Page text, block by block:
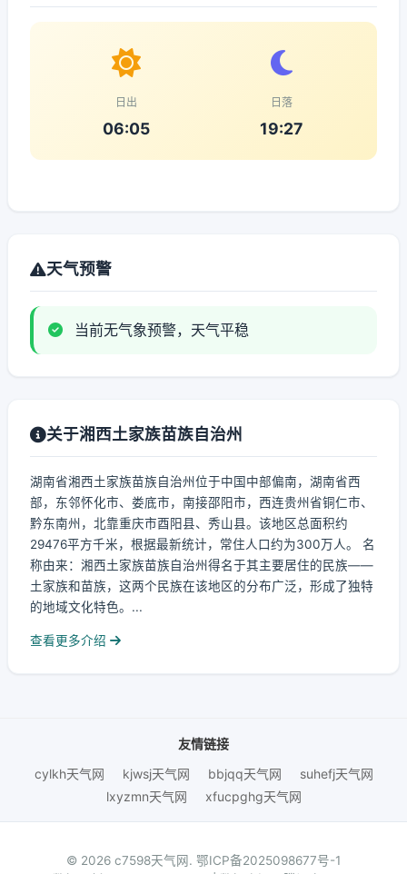
日出
06:05
日落
19:27
天气预警
当前无气象预警，天气平稳
关于湘西土家族苗族自治州
湖南省湘西土家族苗族自治州位于中国中部偏南，湖南省西
部，东邻怀化市、娄底市，南接邵阳市，西连贵州省铜仁市、
黔东南州，北靠重庆市酉阳县、秀山县。该地区总面积约
29476平方千米，根据最新统计，常住人口约为300万人。 名
称由来：湘西土家族苗族自治州得名于其主要居住的民族——
土家族和苗族，这两个民族在该地区的分布广泛，形成了独特
的地域文化特色。...
查看更多介绍
友情链接
cylkh天气网
kjwsj天气网 bbjqq天气网
suhefj天气网
lxyzmn天气网
xfucpghg天气网
© 2026 c7598天气网. 鄂ICP备2025098677号-1